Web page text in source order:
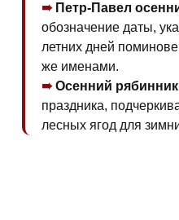
Петр-Павел
обозначение даты,
летних дней
же именами.
Осенний рябинник
праздника,
лесных ягод для